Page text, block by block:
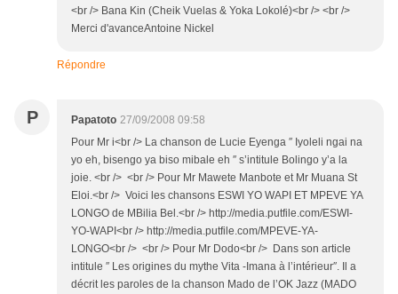
<br /> Bana Kin (Cheik Vuelas & Yoka Lokolé)<br /> <br />
Merci d'avanceAntoine Nickel
Répondre
P Papatoto 27/09/2008 09:58
Pour Mr i<br /> La chanson de Lucie Eyenga ″ Iyoleli ngai na
yo eh, bisengo ya biso mibale eh ″ s’intitule Bolingo y’a la
joie. <br /> <br /> Pour Mr Mawete Manbote et Mr Muana St
Eloi.<br /> Voici les chansons ESWI YO WAPI ET MPEVE YA
LONGO de MBilia Bel.<br /> http://media.putfile.com/ESWI-
YO-WAPI<br /> http://media.putfile.com/MPEVE-YA-
LONGO<br /> <br /> Pour Mr Dodo<br /> Dans son article
intitule ″ Les origines du mythe Vita -Imana à l’intérieur″. Il a
décrit les paroles de la chanson Mado de l’OK Jazz (MADO